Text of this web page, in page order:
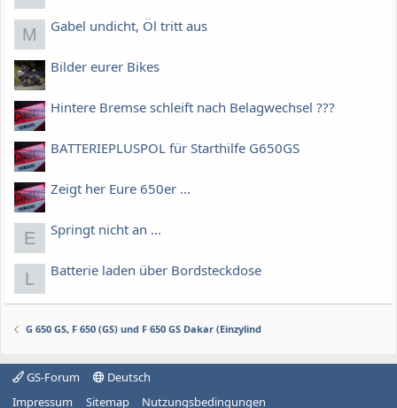
M Gabel undicht, Öl tritt aus
Bilder eurer Bikes
Hintere Bremse schleift nach Belagwechsel ???
BATTERIEPLUSPOL für Starthilfe G650GS
Zeigt her Eure 650er ...
E Springt nicht an ...
L Batterie laden über Bordsteckdose
G 650 GS, F 650 (GS) und F 650 GS Dakar (Einzylind
GS-Forum
Deutsch
Impressum
Sitemap Nutzungsbedingungen